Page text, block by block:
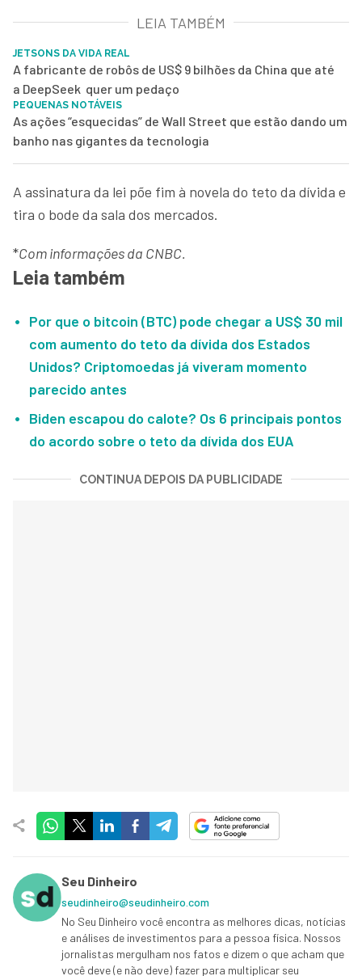
LEIA TAMBÉM
JETSONS DA VIDA REAL
A fabricante de robôs de US$ 9 bilhões da China que até
a DeepSeek quer um pedaço
PEQUENAS NOTÁVEIS
As ações “esquecidas” de Wall Street que estão dando um
banho nas gigantes da tecnologia
A assinatura da lei põe fim à novela do teto da dívida e
tira o bode da sala dos mercados.
*Com informações da CNBC.
Leia também
Por que o bitcoin (BTC) pode chegar a US$ 30 mil
com aumento do teto da dívida dos Estados
Unidos? Criptomoedas já viveram momento
parecido antes
Biden escapou do calote? Os 6 principais pontos
do acordo sobre o teto da dívida dos EUA
CONTINUA DEPOIS DA PUBLICIDADE
Seu Dinheiro
seudinheiro@seudinheiro.com
No Seu Dinheiro você encontra as melhores dicas, notícias
e análises de investimentos para a pessoa física. Nossos
jornalistas mergulham nos fatos e dizem o que acham que
você deve (e não deve) fazer para multiplicar seu